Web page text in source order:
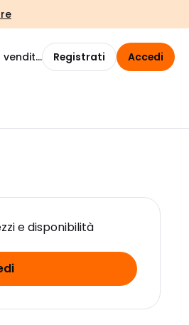
vendita Registrati Accedi
e disponibilità